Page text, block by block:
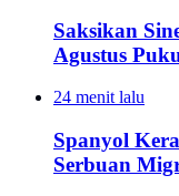
Saksikan
Agustus
24 menit lalu
Spanyol
Serbuan